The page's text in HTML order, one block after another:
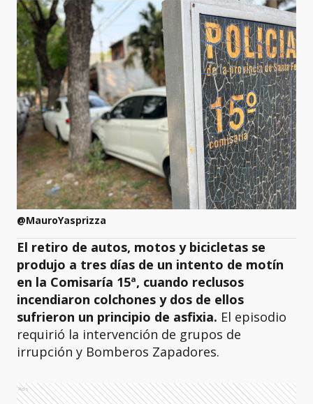
@MauroYasprizza
El retiro de autos, motos y bicicletas se
produjo a tres días de un intento de motín
en la Comisaría 15ª, cuando reclusos
incendiaron colchones y dos de ellos
sufrieron un principio de asfixia. El episodio
requirió la intervención de grupos de
irrupción y Bomberos Zapadores.
Ads